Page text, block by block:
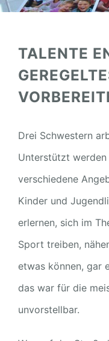
TALENTE
Drei Schwestern
Unterstützt
verschiedene
Kinder und
erlernen, sich im
Sport treiben,
etwas können, gar
das war für die
unvorstellbar.